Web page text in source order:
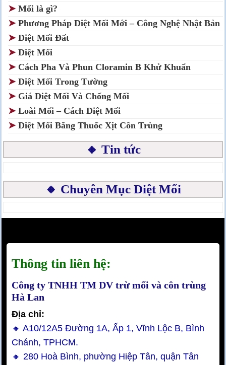
➤ Mối là gì?
➤ Phương Pháp Diệt Mối Mới – Công Nghệ Nhật Bản
➤ Diệt Mối Đất
➤ Diệt Mối
➤ Cách Pha Và Phun Cloramin B Khử Khuẩn
➤ Diệt Mối Trong Tường
➤ Giá Diệt Mối Và Chống Mối
➤ Loài Mối – Cách Diệt Mối
➤ Diệt Mối Bằng Thuốc Xịt Côn Trùng
🔸 Tin tức
🔸 Chuyên Mục Diệt Mối
Thông tin liên hệ:
Công ty TNHH TM DV trừ mối và côn trùng
Hà Lan
Địa chỉ:
🔸 A10/12A5 Đường 1A, Ấp 1, Vĩnh Lộc B, Bình
Chánh, TPHCM.
🔸 280 Hoà Bình, phường Hiệp Tân, quận Tân